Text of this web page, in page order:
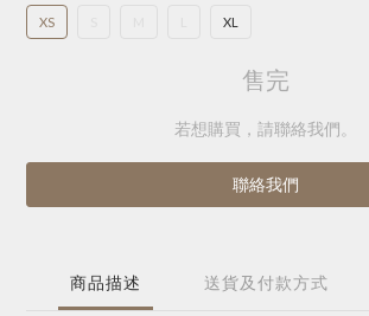
XS XL
售完
若想購買，請聯絡我們。
聯絡我們
商品描述 送貨及付款方式